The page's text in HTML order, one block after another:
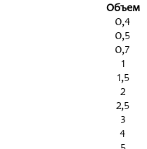
Объем
0,4
0,5
0,7
1
1,5
2
2,5
3
4